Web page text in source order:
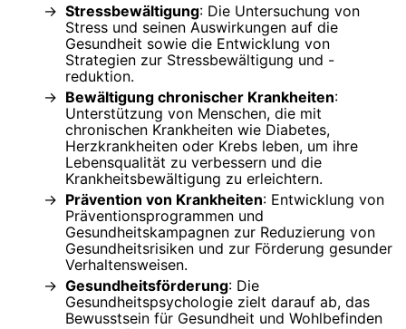
Stressbewältigung: Die Untersuchung von
Stress und seinen Auswirkungen auf die
Gesundheit sowie die Entwicklung von
Strategien zur Stressbewältigung und -
reduktion.
Bewältigung chronischer Krankheiten:
Unterstützung von Menschen, die mit
chronischen Krankheiten wie Diabetes,
Herzkrankheiten oder Krebs leben, um ihre
Lebensqualität zu verbessern und die
Krankheitsbewältigung zu erleichtern.
Prävention von Krankheiten: Entwicklung von
Präventionsprogrammen und
Gesundheitskampagnen zur Reduzierung von
Gesundheitsrisiken und zur Förderung gesunder
Verhaltensweisen.
Gesundheitsförderung: Die
Gesundheitspsychologie zielt darauf ab, das
Bewusstsein für Gesundheit und Wohlbefinden